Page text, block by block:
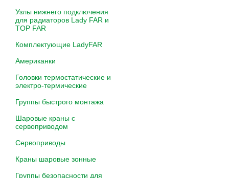
Узлы нижнего подключения
для радиаторов Lady FAR и
TOP FAR
Комплектующие LadyFAR
Американки
Головки термостатические и
электро-термические
Группы быстрого монтажа
Шаровые краны с
сервоприводом
Сервоприводы
Краны шаровые зонные
Группы безопасности для